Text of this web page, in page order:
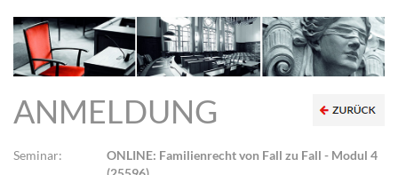
ANMELDUNG
Seminar:
ONLINE: Familienrecht von Fall zu Fall - Modul 4